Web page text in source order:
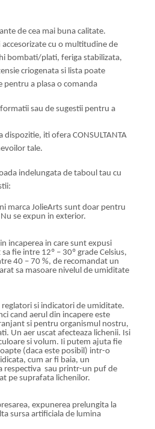
de cea mai buna calitate.
cu o multitudine de
bombati/plati, feriga stabilizata,
criogenata si lista poate
pentru a plasa o comanda
sau de sugestii pentru a
iti ofera CONSULTANTA
tale.
indelungata de taboul tau cu
marca JolieArts sunt doar pentru
se expun in exterior.
incaperea in care sunt expusi
fie intre 12º – 30º grade Celsius,
40 – 70 %, de recomandat un
sa masoare nivelul de umiditate
reglatori si indicatori de umiditate.
cand aerul din incapere este
si pentru organismul nostru,
Un aer uscat afecteaza lichenii. Isi
si volum. Ii putem ajuta fie
(daca este posibil) intr-o
cum ar fi baia, un
respectiva sau printr-un puf de
pe suprafata lichenilor.
expunerea prelungita la
sursa artificiala de lumina